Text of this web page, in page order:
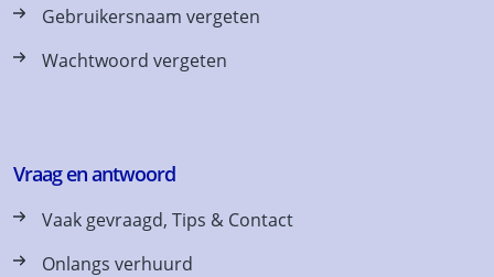
Gebruikersnaam vergeten
Wachtwoord vergeten
Vraag en antwoord
Vaak gevraagd, Tips & Contact
Onlangs verhuurd